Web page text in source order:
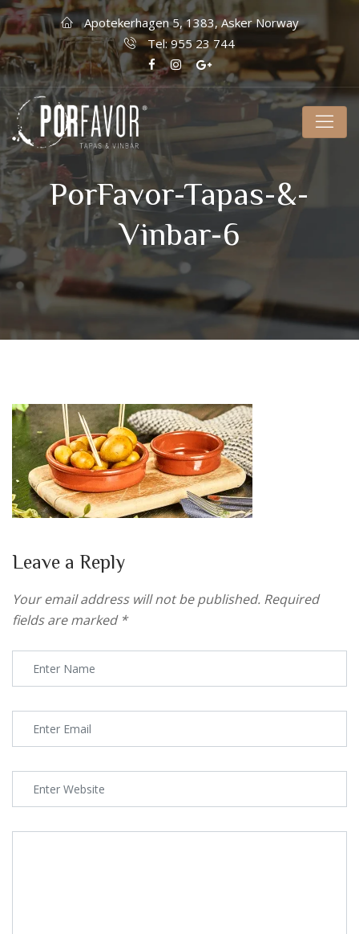
Apotekerhagen 5, 1383, Asker Norway
Tel: 955 23 744
PorFavor-Tapas-&-
Vinbar-6
Leave a Reply
Your email address will not be published. Required
fields are marked *